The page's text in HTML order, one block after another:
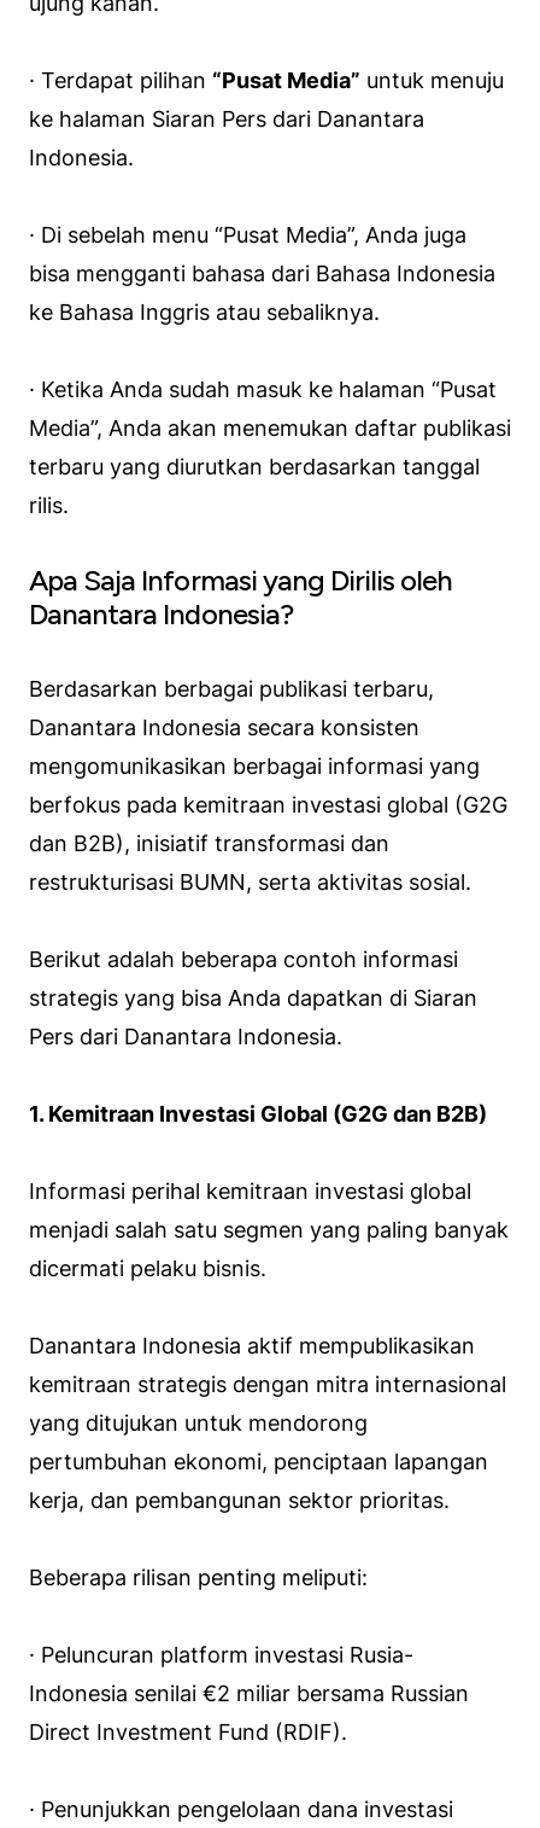
· Terdapat pilihan “Pusat Media” untuk menuju
ke halaman Siaran Pers dari Danantara
Indonesia.
· Di sebelah menu “Pusat Media”, Anda juga
bisa mengganti bahasa dari Bahasa Indonesia
ke Bahasa Inggris atau sebaliknya.
· Ketika Anda sudah masuk ke halaman “Pusat
Media”, Anda akan menemukan daftar publikasi
terbaru yang diurutkan berdasarkan tanggal
rilis.
Apa Saja Informasi yang Dirilis oleh
Danantara Indonesia?
Berdasarkan berbagai publikasi terbaru,
Danantara Indonesia secara konsisten
mengomunikasikan berbagai informasi yang
berfokus pada kemitraan investasi global (G2G
dan B2B), inisiatif transformasi dan
restrukturisasi BUMN, serta aktivitas sosial.
Berikut adalah beberapa contoh informasi
strategis yang bisa Anda dapatkan di Siaran
Pers dari Danantara Indonesia.
1. Kemitraan Investasi Global (G2G dan B2B)
Informasi perihal kemitraan investasi global
menjadi salah satu segmen yang paling banyak
dicermati pelaku bisnis.
Danantara Indonesia aktif mempublikasikan
kemitraan strategis dengan mitra internasional
yang ditujukan untuk mendorong
pertumbuhan ekonomi, penciptaan lapangan
kerja, dan pembangunan sektor prioritas.
Beberapa rilisan penting meliputi:
· Peluncuran platform investasi Rusia-
Indonesia senilai €2 miliar bersama Russian
Direct Investment Fund (RDIF).
· Penunjukkan pengelolaan dana investasi